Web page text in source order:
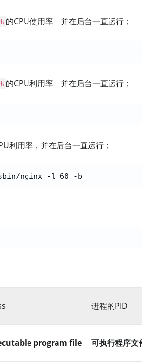
的CPU使用率，并在后台一直运行；
的CPU利用率，并在后台一直运行；
利用率，并在后台一直运行；
进程的PID
program file 可执行程序文